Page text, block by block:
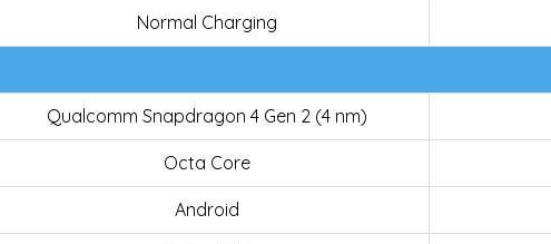
Normal Charging
Qualcomm Snapdragon 4 Gen 2 (4 nm)
Octa Core
Android